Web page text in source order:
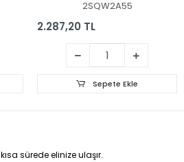
2SQW2A55
2.287,20 TL
Sepete Ekle
sürede elinize ulaşır.